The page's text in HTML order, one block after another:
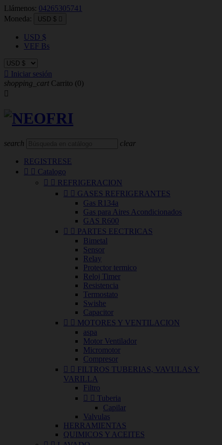
Llámenos: 04265305741
Moneda:
USD $ 
USD $
VEF Bs
 Iniciar sesión
shopping_cart Carrito (0)

search clear
REGISTRESE
  Catalogo
  REFRIGERACION
  GASES REFRIGERANTES
Gas R134a
Gas para Aires Acondicionados
GAS R600
  PARTES EECTRICAS
Bimetal
Sensor
Relay
Protector termico
Reloj Timer
Resistencia
Termostato
Swishe
Capacitor
  MOTORES Y VENTILACION
aspa
Motor Ventilador
Micromotor
Compresor
  FILTROS TUBERIAS, VAVULAS Y
VARILLA
Filtro
  Tuberia
Capilar
Valvulas
HERRAMIENTAS
QUIMICOS Y ACEITES